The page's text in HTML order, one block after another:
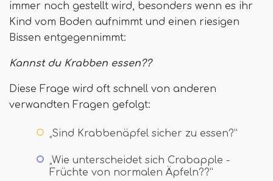
immer noch gestellt wird, besonders wenn es ihr
Kind vom Boden aufnimmt und einen riesigen
Bissen entgegennimmt:
Kannst du Krabben essen??
Diese Frage wird oft schnell von anderen
verwandten Fragen gefolgt:
„Sind Krabbenäpfel sicher zu essen?”
„Wie unterscheidet sich Crabapple -
Früchte von normalen Äpfeln??”